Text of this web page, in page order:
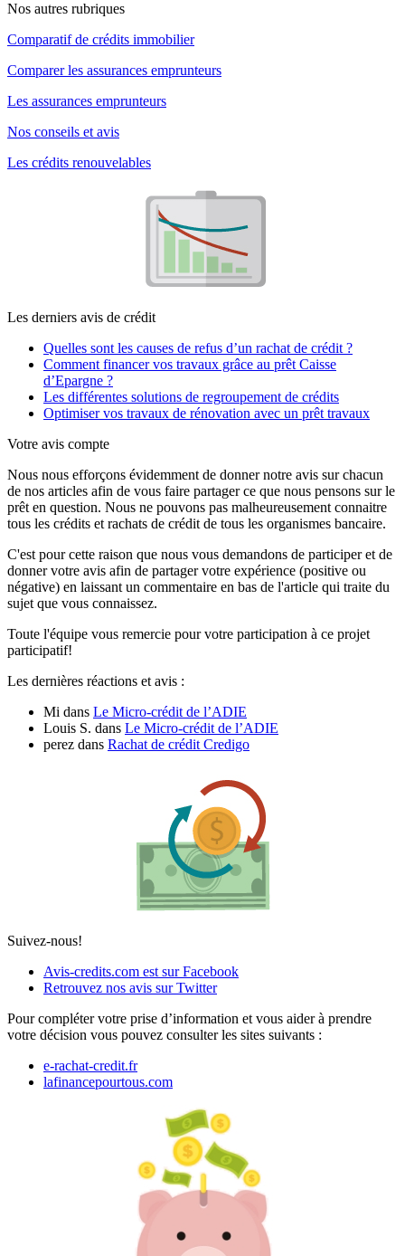
Nos autres rubriques
Comparatif de crédits immobilier
Comparer les assurances emprunteurs
Les assurances emprunteurs
Nos conseils et avis
Les crédits renouvelables
Les derniers avis de crédit
Quelles sont les causes de refus d’un rachat de crédit ?
Comment financer vos travaux grâce au prêt Caisse
d’Epargne ?
Les différentes solutions de regroupement de crédits
Optimiser vos travaux de rénovation avec un prêt travaux
Votre avis compte
Nous nous efforçons évidemment de donner notre avis sur chacun
de nos articles afin de vous faire partager ce que nous pensons sur le
prêt en question. Nous ne pouvons pas malheureusement connaitre
tous les crédits et rachats de crédit de tous les organismes bancaire.
C'est pour cette raison que nous vous demandons de participer et de
donner votre avis afin de partager votre expérience (positive ou
négative) en laissant un commentaire en bas de l'article qui traite du
sujet que vous connaissez.
Toute l'équipe vous remercie pour votre participation à ce projet
participatif!
Les dernières réactions et avis :
Mi dans Le Micro-crédit de l’ADIE
Louis S. dans Le Micro-crédit de l’ADIE
perez dans Rachat de crédit Credigo
Suivez-nous!
Avis-credits.com est sur Facebook
Retrouvez nos avis sur Twitter
Pour compléter votre prise d’information et vous aider à prendre
votre décision vous pouvez consulter les sites suivants :
e-rachat-credit.fr
lafinancepourtous.com